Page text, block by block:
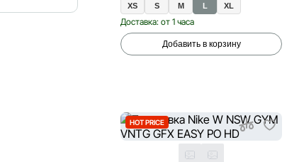
XS S M L XL
Доставка: от 1 часа
Добавить в корзину
HOT PRICE